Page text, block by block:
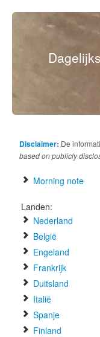
Disclaimer: De
based on publicly
Morning note
Landen:
Nederland
België
Engeland
Frankrijk
Duitsland
Italië
Spanje
Finland